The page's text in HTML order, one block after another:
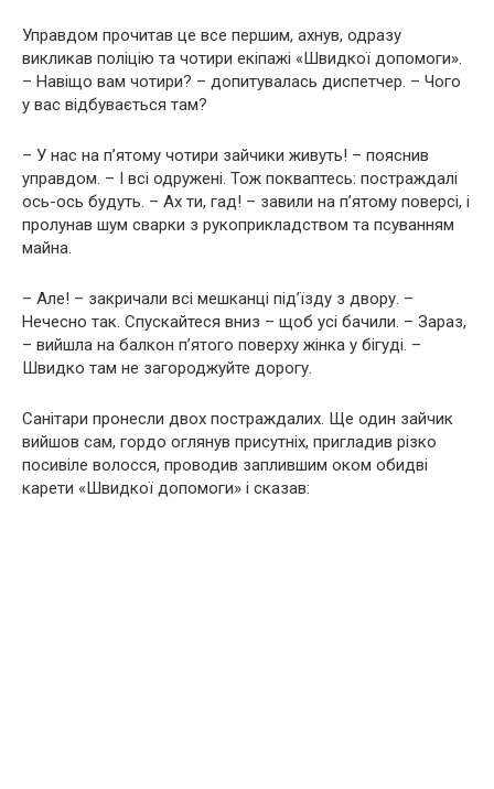
Управдом прочитав це все першим, ахнув, одразу
викликав поліцію та чотири екіпажі «Швидкої допомоги».
– Навіщо вам чотири? – допитувалась диспетчер. – Чого
у вас відбувається там?
– У нас на п’ятому чотири зайчики живуть! – пояснив
управдом. – І всі одружені. Тож покваптесь: постраждалі
ось-ось будуть. – Ах ти, гад! – завили на п’ятому поверсі, і
пролунав шум сварки з рукоприкладством та псуванням
майна.
– Але! – закричали всі мешканці під’їзду з двору. –
Нечесно так. Спускайтеся вниз – щоб усі бачили. – Зараз,
– вийшла на балкон п’ятого поверху жінка у бігуді. –
Швидко там не загороджуйте дорогу.
Санітари пронесли двох постраждалих. Ще один зайчик
вийшов сам, гордо оглянув присутніх, пригладив різко
посивіле волосся, проводив заплившим оком обидві
карети «Швидкої допомоги» і сказав: